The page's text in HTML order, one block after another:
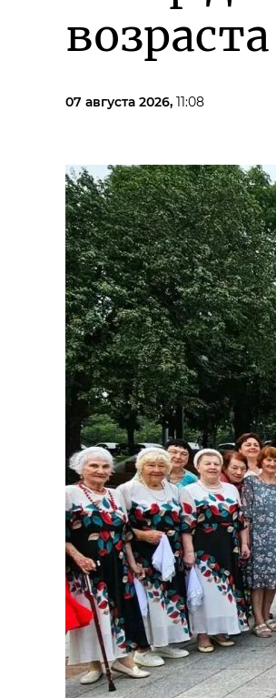
возраста
07 августа 2026, 11:08